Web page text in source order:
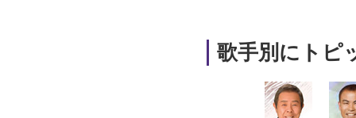
歌手別にトピ